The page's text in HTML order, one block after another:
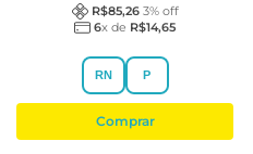
R$85,26 3% off
6x de R$14,65
RN P
Comprar